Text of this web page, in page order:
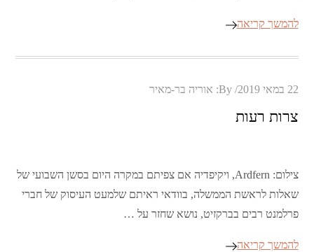
להמשך קריאה
Posted
22 במאי 2019 By: אוריה בר-מאיר
צרות רעות
צילום: Ardfern, ויקיפדיה אם צפיתם במקרה היום בסשן השבועי של
שאלות לראשת הממשלה, בוודאי ראיתם שלמעט העיסוק של חברי
פרלמנט רבים בברקזיט, נושא שחזר על …
להמשך קריאה